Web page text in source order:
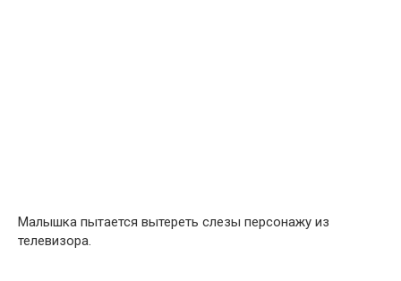
Малышка пытается вытереть слезы персонажу из
телевизора.